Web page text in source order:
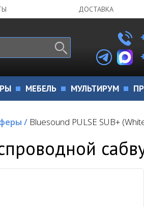
ДОСТАВКА
МЕБЕЛЬ МУЛЬТИРУМ
/ Bluesound PULSE SUB+